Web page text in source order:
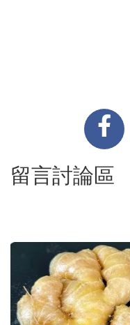
留言討論區